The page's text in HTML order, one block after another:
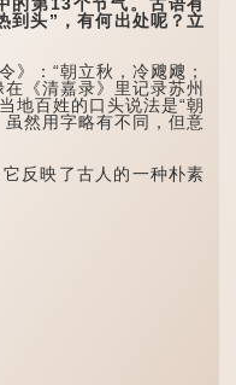
到头”，有何出处呢？立
：“朝立秋，冷飕飕；
《清嘉录》里记录苏州
地百姓的口头说法是“朝
然用字略有不同，但意
反映了古人的一种朴素